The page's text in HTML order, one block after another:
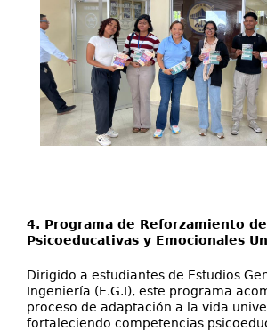
4. Programa de Reforzamiento
Psicoeducativas y Emocionales
Dirigido a estudiantes de Estudios
Ingeniería (E.G.I), este programa
proceso de adaptación a la vida
fortaleciendo competencias